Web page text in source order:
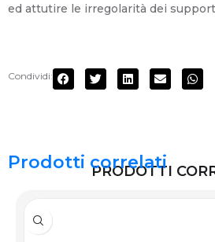
ed attutire le irregolarità dei
Condividi:
PRODOTTI
Prodotti correlati